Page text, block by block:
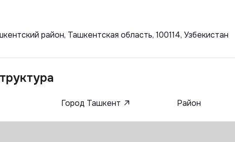
создавать уникальные проекты, отвечающие требованиям
район, Ташкентская область, 100114, Узбекистан
Город Ташкент Район